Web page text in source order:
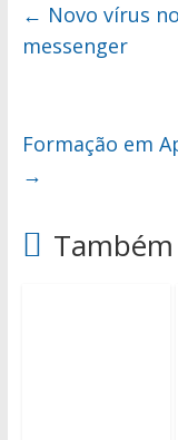
← Novo vírus
messenger
Formação em
→